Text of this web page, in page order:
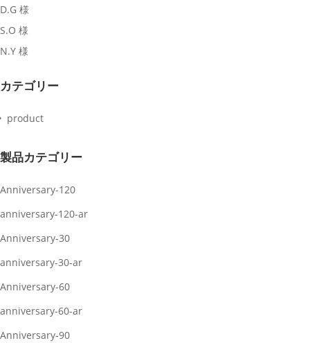
D.G 様
S.O 様
N.Y 様
カテゴリー
product
製品カテゴリー
Anniversary-120
anniversary-120-ar
Anniversary-30
anniversary-30-ar
Anniversary-60
anniversary-60-ar
Anniversary-90